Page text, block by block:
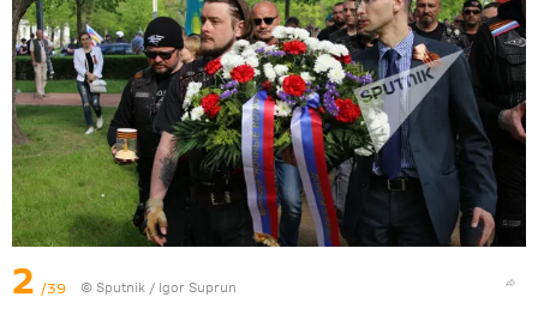
2 /39 © Sputnik / Igor Suprun